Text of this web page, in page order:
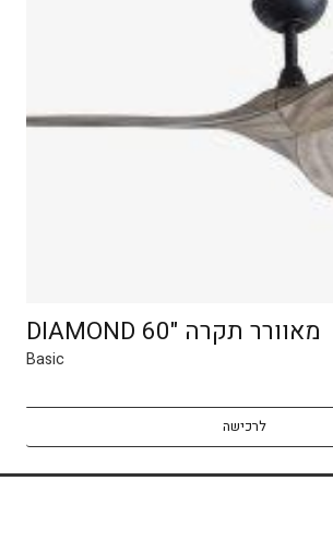
מאוורר תקרה "DIAMOND 60
Basic
לרכישה
מאוורר לבן PABELO 35W
Basic
לרכישה